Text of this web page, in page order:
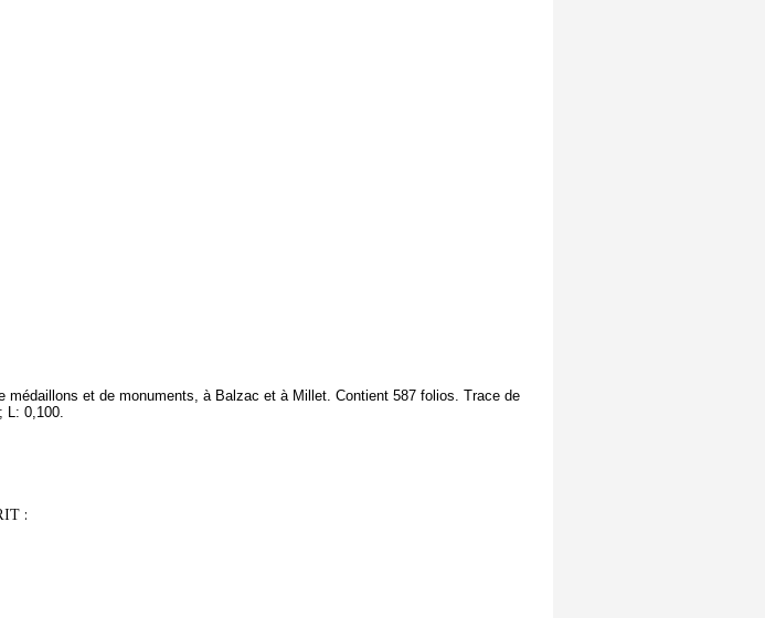
médaillons et de monuments, à Balzac et à Millet. Contient 587 folios. Trace de
L: 0,100.
: